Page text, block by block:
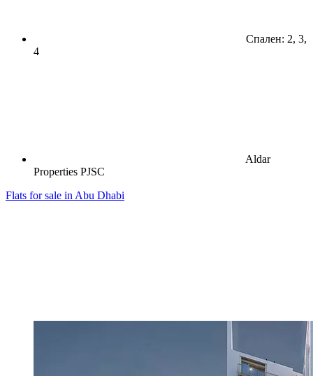
Спален: 2, 3,
4
Aldar
Properties PJSC
Flats for sale in Abu Dhabi